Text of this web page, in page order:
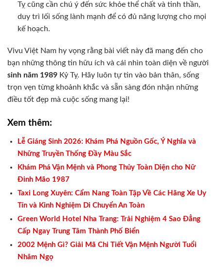
Tỵ cũng cần chú ý đến sức khỏe thể chất và tinh thần,
duy trì lối sống lành mạnh để có đủ năng lượng cho mọi
kế hoạch.
Vivu Việt Nam hy vọng rằng bài viết này đã mang đến cho
bạn những thông tin hữu ích và cái nhìn toàn diện về người
sinh năm 1989 Kỷ Tỵ. Hãy luôn tự tin vào bản thân, sống
trọn vẹn từng khoảnh khắc và sẵn sàng đón nhận những
điều tốt đẹp mà cuộc sống mang lại!
Xem thêm:
Lễ Giáng Sinh 2026: Khám Phá Nguồn Gốc, Ý Nghĩa và
Những Truyền Thống Đầy Màu Sắc
Khám Phá Vận Mệnh và Phong Thủy Toàn Diện cho Nữ
Đinh Mão 1987
Taxi Long Xuyên: Cẩm Nang Toàn Tập Về Các Hãng Xe Uy
Tín và Kinh Nghiệm Di Chuyển An Toàn
Green World Hotel Nha Trang: Trải Nghiệm 4 Sao Đẳng
Cấp Ngay Trung Tâm Thành Phố Biển
2002 Mệnh Gì? Giải Mã Chi Tiết Vận Mệnh Người Tuổi
Nhâm Ngọ